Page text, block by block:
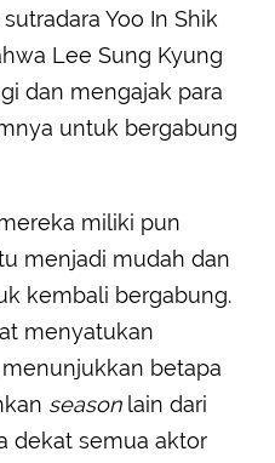
Yoo In Shik
Lee Sung Kyung
dan mengajak para
untuk bergabung
miliki pun
menjadi mudah dan
kembali bergabung.
menyatukan
betapa
seasonlain dari
dekat semua aktor